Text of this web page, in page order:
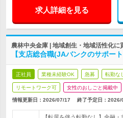
求人詳細を見る
農林中央金庫 | 地域創生・地域活性化
【支店総合職(JAバンクのサポー
正社員 業種未経験OK 急募 転勤な
リモートワーク可 女性のおしごと掲載中
情報更新日：2026/07/17 終了予定日： 2026/